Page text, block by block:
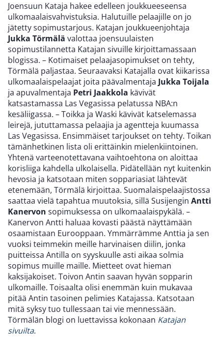
Joensuun Kataja hakee edelleen joukkueeseensa
ulkomaalaisvahvistuksia. Halutuille pelaajille on jo
jätetty sopimustarjous. Katajan joukkueenjohtaja
Jukka Törmälä valottaa joensuulaisten
sopimustilannetta Katajan sivuille kirjoittamassaan
blogissa. – Kotimaiset pelaajasopimukset on tehty,
Törmälä paljastaa. Seuraavaksi Katajalla ovat kiikarissa
ulkomaalaispelaajat joita päävalmentaja Jukka Toijala
ja apuvalmentaja Petri Jaakkola kävivät
katsastamassa Las Vegasissa pelatussa NBA:n
kesäliigassa. – Toikka ja Waski kävivät katselemassa
leirejä, jututtamassa pelaajia ja agentteja kuumassa
Las Vegasissa. Ensimmäiset tarjoukset on tehty. Toikan
tämänhetkinen lista oli erittäinkin mielenkiintoinen.
Yhtenä varteenotettavana vaihtoehtona on aloittaa
korisliiga kahdella ulkolaisella. Pidätellään nyt kuitenkin
hevosia ja katsotaan miten soppariasiat lähtevät
etenemään, Törmälä kirjoittaa. Suomalaispelaajistossa
saattaa vielä tapahtua muutoksia, sillä Susijengin Antti
Kanervon sopimuksessa on ulkomaalaispykälä. –
Kanervon Antti haluaa kovasti päästä näyttämään
osaamistaan Eurooppaan. Ymmärrämme Anttia ja sen
vuoksi teimmekin meille harvinaisen diilin, jonka
puitteissa Antilla on syyskuulle asti aikaa solmia
sopimus muille maille. Mietteet ovat hieman
kaksijakoiset. Toivon Antin saavan hyvän sopparin
ulkomaille. Toisaalta olisi enemmän kuin mukavaa
pitää Antin tasoinen pelimies Katajassa. Katsotaan
mitä syksy tuo tullessaan tai vie mennessään.
Törmälän blogi on luettavissa kokonaan Katajan
sivuilta.